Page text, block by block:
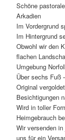
Schöne
Arkadien
Im Vordergrund
Im Hintergrund
Obwohl wir den
flachen
Umgebung
Über sechs Fuß
Original
Besichtigungen
Wird in toller
Heimgebrauch
Wir versenden
uns für ein